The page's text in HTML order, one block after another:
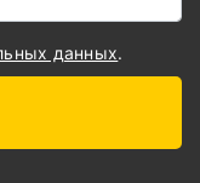
данных.